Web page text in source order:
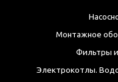
Монтажное
Фильтры
Электрокотлы.